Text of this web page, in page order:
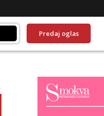
Predaj oglas